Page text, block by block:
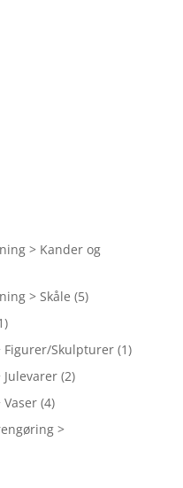
> Kander og
> Skåle (5)
Figurer/Skulpturer (1)
(2)
(4)
>